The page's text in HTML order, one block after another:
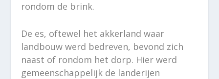
rondom de brink.
De es, oftewel het akkerland waar
landbouw werd bedreven, bevond zich
naast of rondom het dorp. Hier werd
gemeenschappelijk de landerijen